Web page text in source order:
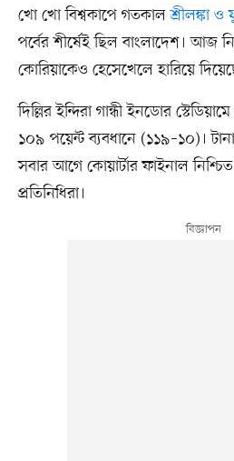
খো খো বিশ্বকাপে গতকালশ্রীলঙ্কা ও
পর্বের শীর্ষেই ছিল বাংলাদেশ। আজ
কোরিয়াকেও হেসেখেলে হারিয়ে
দিল্লির ইন্দিরা গান্ধী ইনডোর
১০৯ পয়েন্ট ব্যবধানে (১১৯–১০)।
সবার আগে কোয়ার্টার ফাইনাল
প্রতিনিধিরা।